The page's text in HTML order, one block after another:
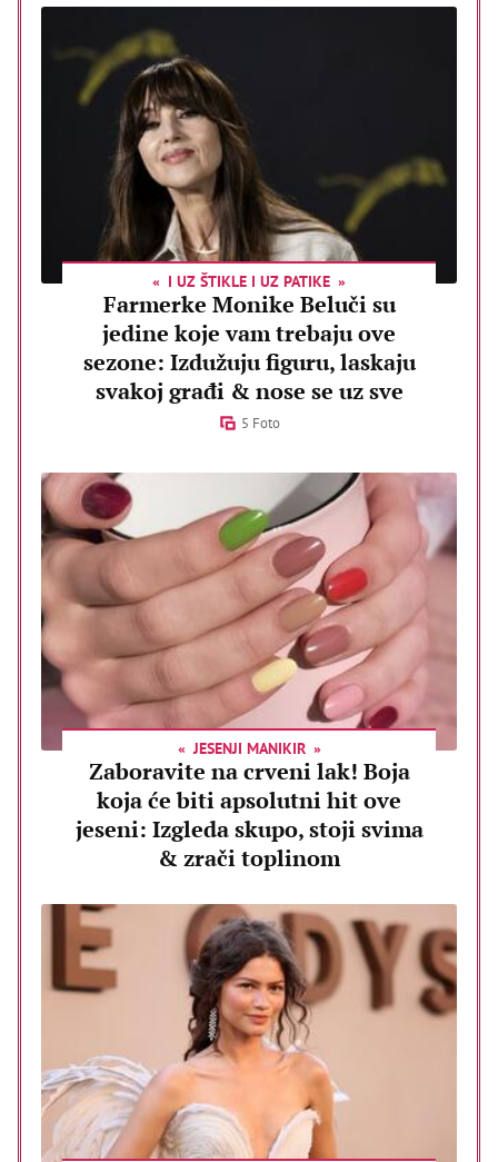
I UZ ŠTIKLE I UZ PATIKE
Farmerke Monike Beluči su
jedine koje vam trebaju ove
sezone: Izdužuju figuru, laskaju
svakoj građi & nose se uz sve
5 Foto
JESENJI MANIKIR
Zaboravite na crveni lak! Boja
koja će biti apsolutni hit ove
jeseni: Izgleda skupo, stoji svima
& zrači toplinom